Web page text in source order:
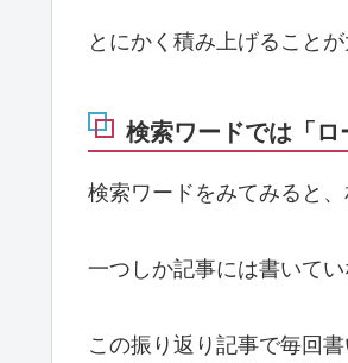
とにかく積み上げることが
検索ワードでは「
検索ワードをみてみると
一つしか記事には書いて
この振り返り記事で毎回